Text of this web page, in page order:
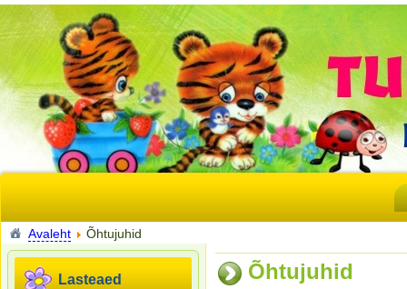
Avaleht Õhtujuhid
Lasteaed Õhtujuhid